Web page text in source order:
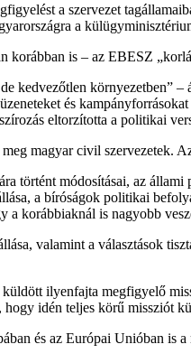
a szervezet
a
korábban is – az EBESZ
kedvezőtlen környezetben” –
és
eltorzította a politikai
magyar civil szervezetek.
történt módosításai, az
a bíróságok politikai
korábbiaknál is nagyobb
valamint a választások
ilyenfajta megfigyelő
idén teljes körű missziót
és az Európai Unióban is